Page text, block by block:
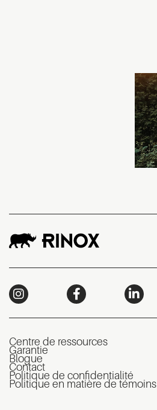
Centre de ressources
Garantie
Blogue
Contact
Politique de confidentialité
Politique en matière de témoins